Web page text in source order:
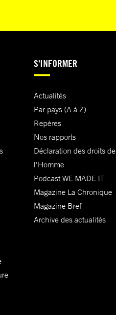
S'INFORMER
Actualités
Par pays (A à Z)
Repères
Nos rapports
Déclaration des droits de
l'Homme
Podcast WE MADE IT
Magazine La Chronique
Magazine Bref
Archive des actualités